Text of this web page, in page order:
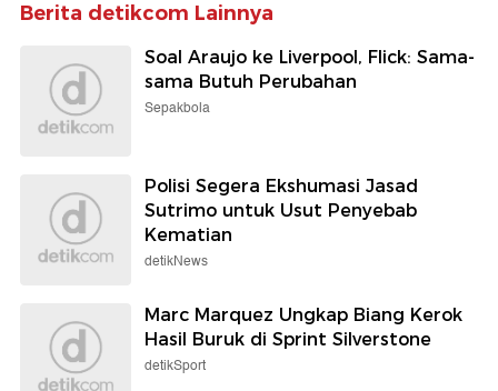
Berita detikcom Lainnya
Soal Araujo ke Liverpool, Flick: Sama-
sama Butuh Perubahan
Sepakbola
Polisi Segera Ekshumasi Jasad
Sutrimo untuk Usut Penyebab
Kematian
detikNews
Marc Marquez Ungkap Biang Kerok
Hasil Buruk di Sprint Silverstone
detikSport